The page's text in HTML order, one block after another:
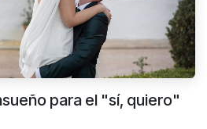
para el "sí, quiero"